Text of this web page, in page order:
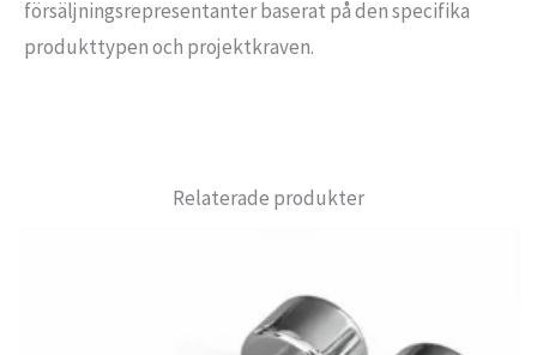
försäljningsrepresentanter baserat på den specifika
produkttypen och projektkraven.
Relaterade produkter